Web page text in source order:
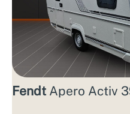
Fendt Apero Activ